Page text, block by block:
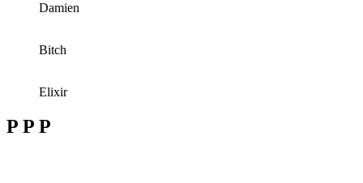
Damien
Bitch
Elixir
P P P